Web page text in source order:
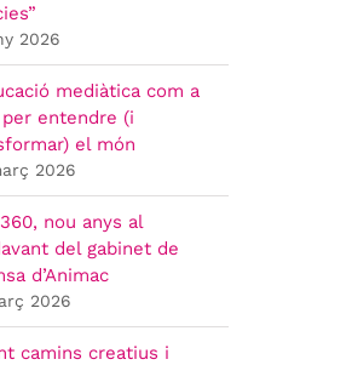
2026
mediàtica com a
per entendre (i
el món
2026
nou anys al
del gabinet de
d’Animac
2026
camins creatius i